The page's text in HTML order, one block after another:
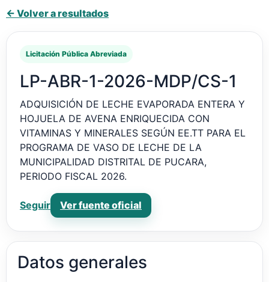
← Volver a resultados
Licitación Pública Abreviada
LP-ABR-1-2026-MDP/CS-1
ADQUISICIÓN DE LECHE EVAPORADA ENTERA Y
HOJUELA DE AVENA ENRIQUECIDA CON
VITAMINAS Y MINERALES SEGÚN EE.TT PARA EL
PROGRAMA DE VASO DE LECHE DE LA
MUNICIPALIDAD DISTRITAL DE PUCARA,
PERIODO FISCAL 2026.
Seguir Ver fuente oficial
Datos generales